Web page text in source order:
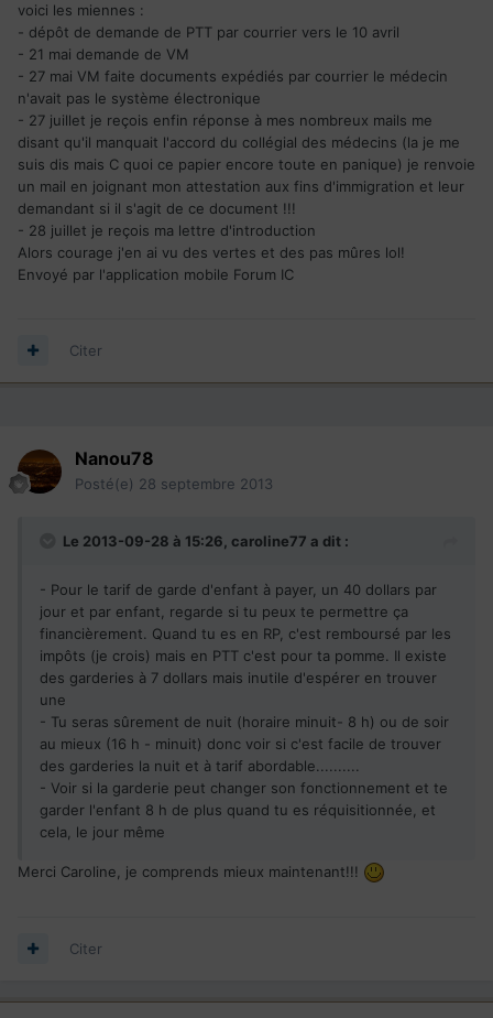
voici les miennes :
- dépôt de demande de PTT par courrier vers le 10 avril
- 21 mai demande de VM
- 27 mai VM faite documents expédiés par courrier le médecin
n'avait pas le système électronique
- 27 juillet je reçois enfin réponse à mes nombreux mails me
disant qu'il manquait l'accord du collégial des médecins (la je me
suis dis mais C quoi ce papier encore toute en panique) je renvoie
un mail en joignant mon attestation aux fins d'immigration et leur
demandant si il s'agit de ce document !!!
- 28 juillet je reçois ma lettre d'introduction
Alors courage j'en ai vu des vertes et des pas mûres lol!
Envoyé par l'application mobile Forum IC
Citer
Nanou78
Posté(e) 28 septembre 2013
Le 2013-09-28 à 15:26, caroline77 a dit :
- Pour le tarif de garde d'enfant à payer, un 40 dollars par
jour et par enfant, regarde si tu peux te permettre ça
financièrement. Quand tu es en RP, c'est remboursé par les
impôts (je crois) mais en PTT c'est pour ta pomme. Il existe
des garderies à 7 dollars mais inutile d'espérer en trouver
une
- Tu seras sûrement de nuit (horaire minuit- 8 h) ou de soir
au mieux (16 h - minuit) donc voir si c'est facile de trouver
des garderies la nuit et à tarif abordable..........
- Voir si la garderie peut changer son fonctionnement et te
garder l'enfant 8 h de plus quand tu es réquisitionnée, et
cela, le jour même
Merci Caroline, je comprends mieux maintenant!!!
Citer